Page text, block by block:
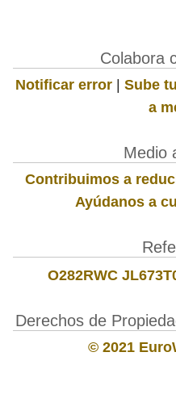
Colabora
Notificar error | Sube
a
Medio
Contribuimos a
Ayúdanos a
O282RWC
Derechos de
© 2021